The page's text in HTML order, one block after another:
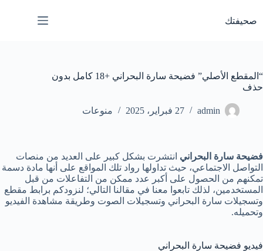
المحتوى
صحيفتك
“المقطع الأصلي” فضيحة سارة البحراني +18 كامل بدون
حذف
admin 27 فبراير، 2025 منوعات
فضيحة سارة البحراني انتشرت بشكل كبير على العديد من منصات
التواصل الاجتماعي، حيث تداولها رواد تلك المواقع على أنها مادة دسمة
تمكنهم من الحصول على أكبر عدد ممكن من التفاعلات من قبل
المستخدمين، لذلك تابعوا معنا في مقالنا التالي؛ لنزودكم برابط مقطع
وتسجيلات سارة البحراني وتسجيلات الصوت وطريقة مشاهدة الفيديو
وتحميله.
فيديو فضيحة سارة البحراني